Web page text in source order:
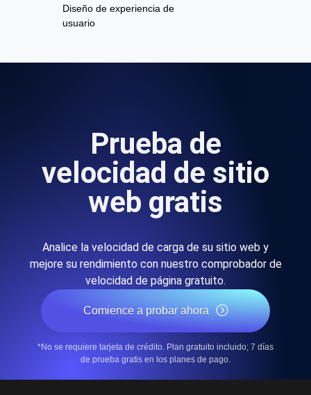
Diseño de experiencia de
usuario
Prueba de
velocidad de sitio
web gratis
Analice la velocidad de carga de su sitio web y
mejore su rendimiento con nuestro comprobador de
velocidad de página gratuito.
Comience a probar ahora
*No se requiere tarjeta de crédito. Plan gratuito incluido; 7 días
de prueba gratis en los planes de pago.